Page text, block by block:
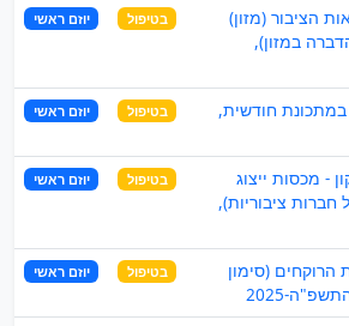
הציבור (מזון)
במזון),
בטיפול יוזם ראשי
חודשית,
בטיפול יוזם ראשי
- מכסות ייצוג
חברות ציבוריות),
בטיפול יוזם ראשי
הרוקחים (סימון
2025
בטיפול יוזם ראשי